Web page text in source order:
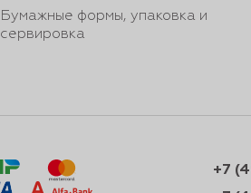
Бумажные формы, упаковка и
сервировка
+7